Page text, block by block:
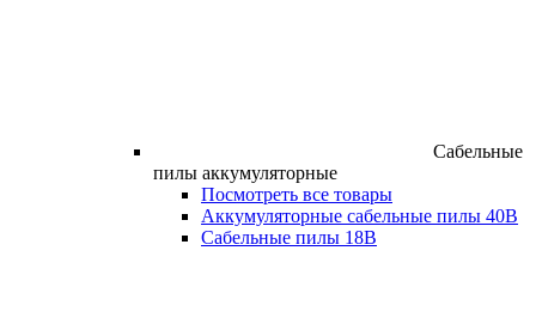
Сабельные
пилы аккумуляторные
Посмотреть все товары
Аккумуляторные сабельные пилы 40В
Сабельные пилы 18В